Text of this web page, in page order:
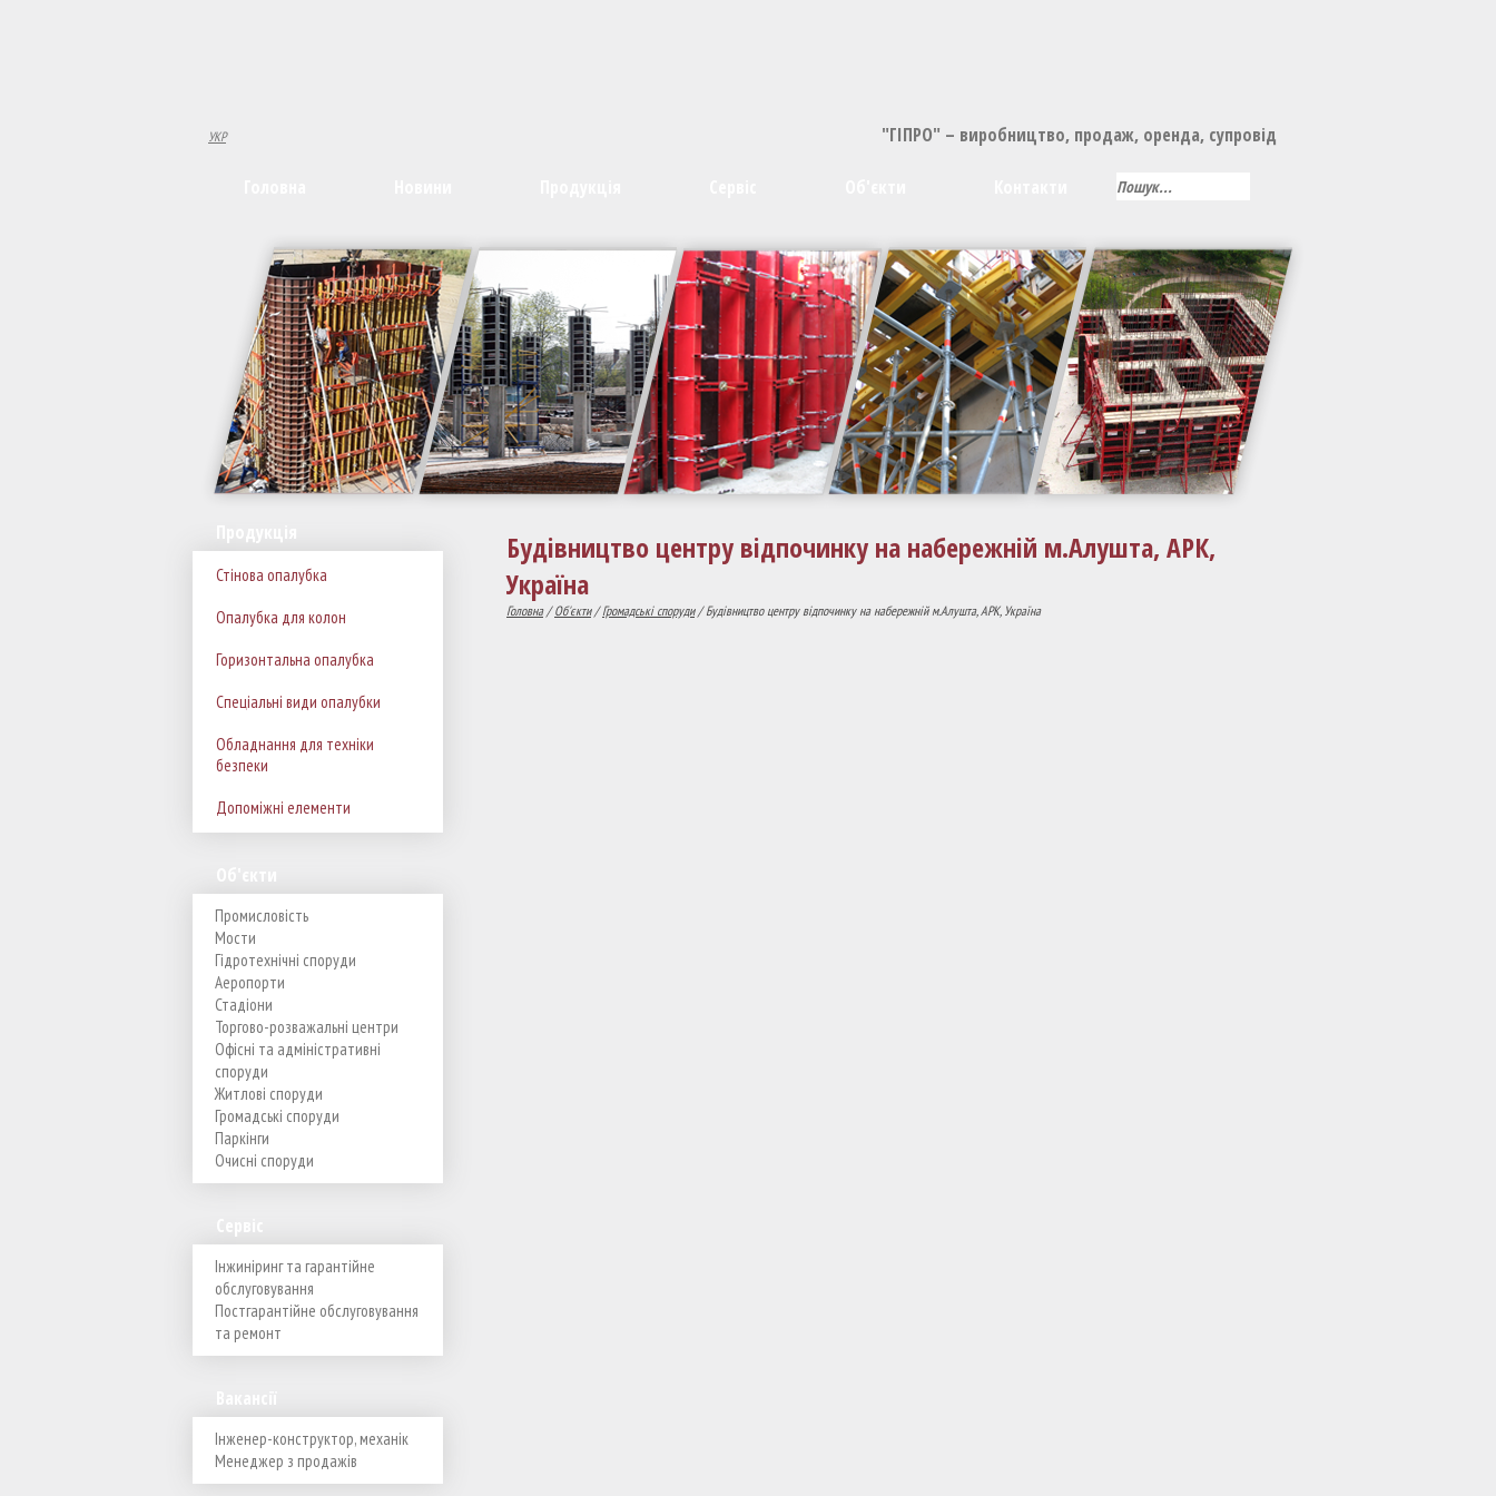
"ГІПРО" – виробництво, продаж, оренда, супровід
УКР
Стінова опалубка
Опалубка для колон
Горизонтальна опалубка
Спеціальні види опалубки
Обладнання для техніки
безпеки
Допоміжні елементи
Промисловість
Мости
Гідротехнічні споруди
Аеропорти
Стадіони
Торгово-розважальні центри
Офісні та адміністративні
споруди
Житлові споруди
Громадські споруди
Паркінги
Очисні споруди
Інжиніринг та гарантійне
обслуговування
Постгарантійне обслуговування
та ремонт
Інженер-конструктор, механік
Менеджер з продажів
Будівництво центру відпочинку на набережній м.Алушта, АРК,
Україна
Головна/Об'єкти/Громадські споруди/ Будівництво центру відпочинку на набережній м.Алушта, АРК, Україна